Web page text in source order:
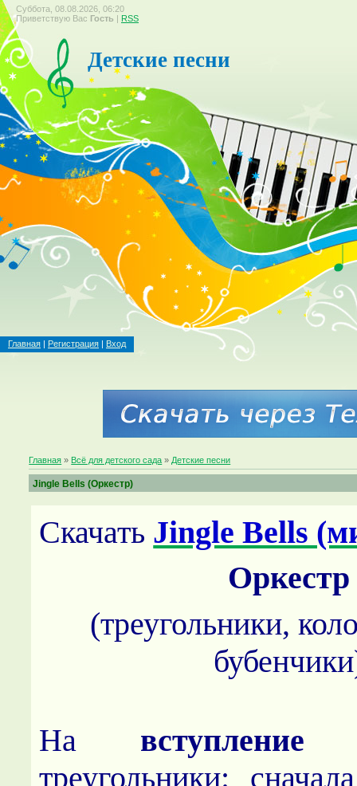
Суббота, 08.08.2026, 06:20
Приветствую Вас Гость | RSS
Детские песни
Главная | Регистрация | Вход
Главная » Всё для детского сада » Детские песни
Jingle Bells (Оркестр)
Скачать Jingle Bells
Оркестр
(треугольники,
На вступление
треугольники: